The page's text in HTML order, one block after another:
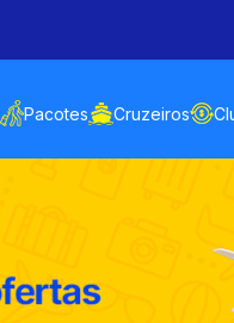
Pacotes Cruzeiros